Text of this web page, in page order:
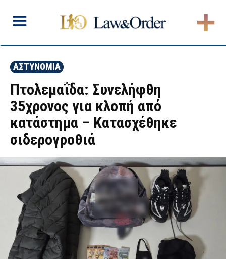
ΑΣΤΥΝΟΜΙΑ
Πτολεμαΐδα: Συνελήφθη
35χρονος για κλοπή από
κατάστημα – Κατασχέθηκε
σιδερογροθιά